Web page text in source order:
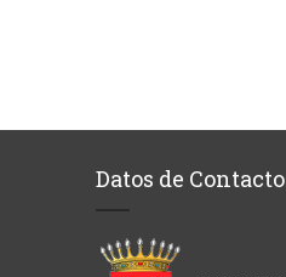
Datos de Contacto